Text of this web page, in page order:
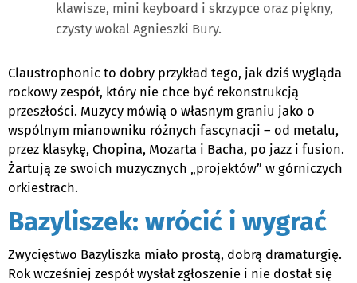
klawisze, mini keyboard i skrzypce oraz piękny,
czysty wokal Agnieszki Bury.
Claustrophonic to dobry przykład tego, jak dziś wygląda
rockowy zespół, który nie chce być rekonstrukcją
przeszłości. Muzycy mówią o własnym graniu jako o
wspólnym mianowniku różnych fascynacji – od metalu,
przez klasykę, Chopina, Mozarta i Bacha, po jazz i fusion.
Żartują ze swoich muzycznych „projektów” w górniczych
orkiestrach.
Bazyliszek: wrócić i wygrać
Zwycięstwo Bazyliszka miało prostą, dobrą dramaturgię.
Rok wcześniej zespół wysłał zgłoszenie i nie dostał się